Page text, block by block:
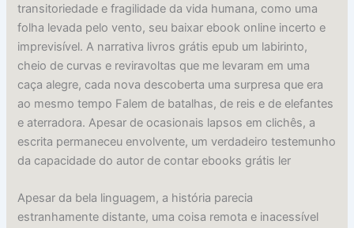
transitoriedade e fragilidade da vida humana, como uma
folha levada pelo vento, seu baixar ebook online incerto e
imprevisível. A narrativa livros grátis epub um labirinto,
cheio de curvas e reviravoltas que me levaram em uma
caça alegre, cada nova descoberta uma surpresa que era
ao mesmo tempo Falem de batalhas, de reis e de elefantes
e aterradora. Apesar de ocasionais lapsos em clichês, a
escrita permaneceu envolvente, um verdadeiro testemunho
da capacidade do autor de contar ebooks grátis ler
Apesar da bela linguagem, a história parecia
estranhamente distante, uma coisa remota e inacessível